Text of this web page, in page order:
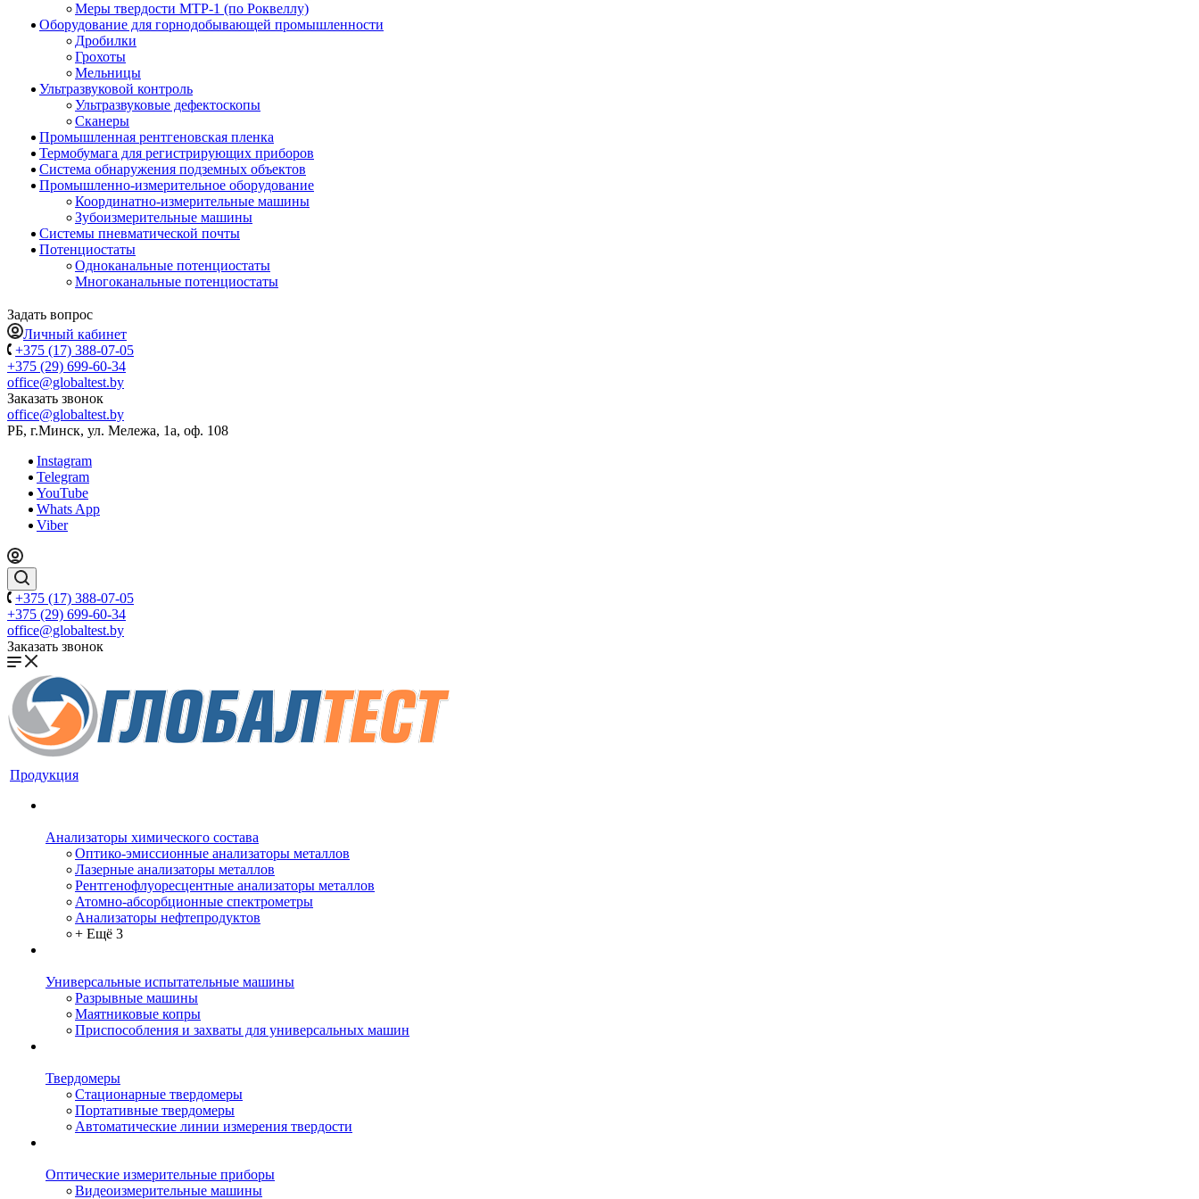
Меры твердости МТР-1 (по Роквеллу)
Оборудование для горнодобывающей промышленности
Дробилки
Грохоты
Мельницы
Ультразвуковой контроль
Ультразвуковые дефектоскопы
Сканеры
Промышленная рентгеновская пленка
Термобумага для регистрирующих приборов
Система обнаружения подземных объектов
Промышленно-измерительное оборудование
Координатно-измерительные машины
Зубоизмерительные машины
Системы пневматической почты
Потенциостаты
Одноканальные потенциостаты
Многоканальные потенциостаты
Задать вопрос
Личный кабинет
+375 (17) 388-07-05
+375 (29) 699-60-34
office@globaltest.by
Заказать звонок
office@globaltest.by
РБ, г.Минск, ул. Мележа, 1а, оф. 108
Instagram
Telegram
YouTube
Whats App
Viber
+375 (17) 388-07-05
+375 (29) 699-60-34
office@globaltest.by
Заказать звонок
Продукция
Анализаторы химического состава
Оптико-эмиссионные анализаторы металлов
Лазерные анализаторы металлов
Рентгенофлуоресцентные анализаторы металлов
Атомно-абсорбционные спектрометры
Анализаторы нефтепродуктов
+ Ещё 3
Универсальные испытательные машины
Разрывные машины
Маятниковые копры
Приспособления и захваты для универсальных машин
Твердомеры
Стационарные твердомеры
Портативные твердомеры
Автоматические линии измерения твердости
Оптические измерительные приборы
Видеоизмерительные машины